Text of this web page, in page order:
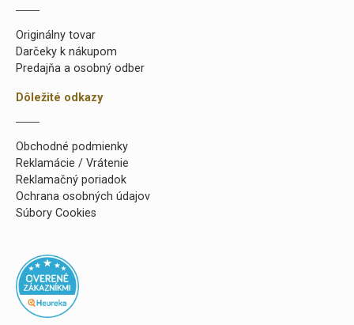
Originálny tovar
Darčeky k nákupom
Predajňa a osobný odber
Dôležité odkazy
Obchodné podmienky
Reklamácie / Vrátenie
Reklamačný poriadok
Ochrana osobných údajov
Súbory Cookies